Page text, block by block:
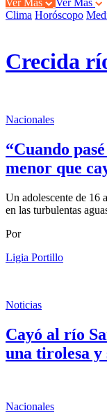
Ver Más
Ver Más
Clima Horóscopo
Crecida
Nacionales
“Cuando
menor que
Un adolescente de 16
en las turbulentas
Por
Ligia Portillo
Noticias
Cayó al río
una tirolesa y
Nacionales